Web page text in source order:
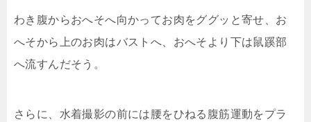
わき腹からおへそへ向かってお肉をググッと寄せ、お
へそから上のお肉はバストへ、おへそより下は鼠蹊部
へ流すんだそう。
さらに、水着撮影の前には腰をひねる腹筋運動をプラ